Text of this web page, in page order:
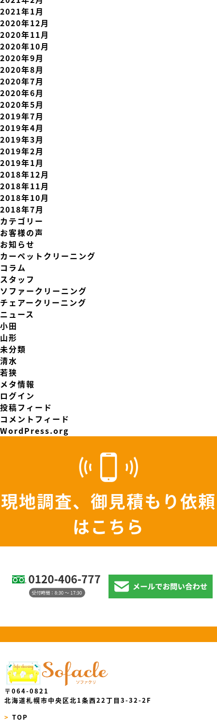
2021年1月
2020年12月
2020年11月
2020年10月
2020年9月
2020年8月
2020年7月
2020年6月
2020年5月
2019年7月
2019年4月
2019年3月
2019年2月
2019年1月
2018年12月
2018年11月
2018年10月
2018年7月
カテゴリー
お客様の声
お知らせ
カーペットクリーニング
コラム
スタッフ
ソファークリーニング
チェアークリーニング
ニュース
小田
山形
未分類
清水
若狭
メタ情報
ログイン
投稿フィード
コメントフィード
WordPress.org
現地調査、御見積もり依頼
はこちら
〒064-0821
北海道札幌市中央区北1条西22丁目3-32-2F
> TOP